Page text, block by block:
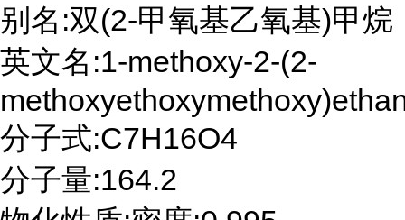
别名:双(2-甲氧基乙氧基)甲烷
英文名:1-methoxy-2-(2-
分子式:C7H16O4
分子量:164.2